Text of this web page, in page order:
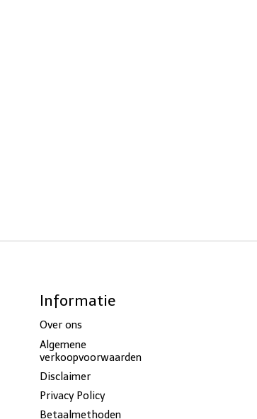
Informatie
Over ons
Algemene
verkoopvoorwaarden
Disclaimer
Privacy Policy
Betaalmethoden